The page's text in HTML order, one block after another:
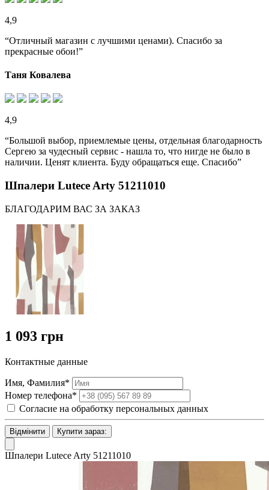
4,9
“Отличный магазин с лучшими ценами). Спасибо за
прекрасные обои!”
Таня Ковалева
4,9
“Большой выбор, приемлемые цены, отдельная благодарность
Сергею за чудесный сервис - нашла то, что нигде не было в
наличии. Ценят клиента. Буду обращаться еще. Спасибо”
Шпалери Lutece Arty 51211010
БЛАГОДАРИМ ВАС ЗА ЗАКАЗ
1 093 грн
Контактные данные
Имя, Фамилия*
Номер телефона*
Согласие на обработку персональных данных
Відмінити Купити зараз:
Шпалери Lutece Arty 51211010